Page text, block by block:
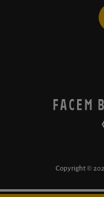
Copyright ©